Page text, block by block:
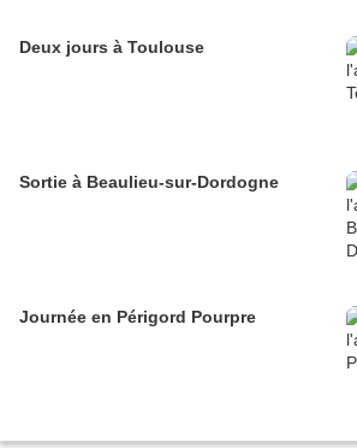
Deux jours à Toulouse
Sortie à Beaulieu-sur-Dordogne
Journée en Périgord Pourpre